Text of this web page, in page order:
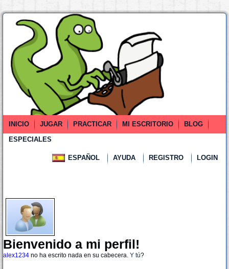
INICIO JUGAR PRACTICAR MI ESCRITORIO
BLOG
ESPECIALES
ESPAÑOL AYUDA REGISTRO LOGIN
Bienvenido a mi perfil!
alex1234 no ha escrito nada en su cabecera. Y tú?